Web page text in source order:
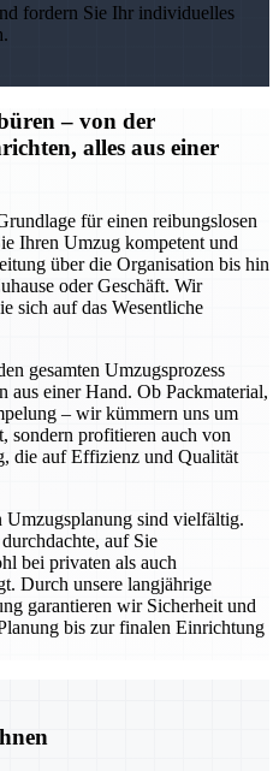
fordern Sie Ihr individuelles
– von der
alles aus einer
für einen reibungslosen
Ihren Umzug kompetent und
über die Organisation bis hin
oder Geschäft. Wir
sich auf das Wesentliche
gesamten Umzugsprozess
aus einer Hand. Ob Packmaterial,
– wir kümmern uns um
sondern profitieren auch von
die auf Effizienz und Qualität
Umzugsplanung sind vielfältig.
auf Sie
bei privaten als auch
Durch unsere langjährige
garantieren wir Sicherheit und
bis zur finalen Einrichtung